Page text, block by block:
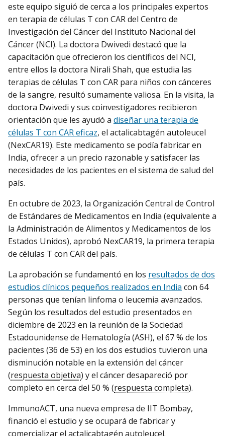
este equipo siguió de cerca a los principales expertos
en terapia de células T con CAR del Centro de
Investigación del Cáncer del Instituto Nacional del
Cáncer (NCI). La doctora Dwivedi destacó que la
capacitación que ofrecieron los científicos del NCI,
entre ellos la doctora Nirali Shah, que estudia las
terapias de células T con CAR para niños con cánceres
de la sangre, resultó sumamente valiosa. En la visita, la
doctora Dwivedi y sus coinvestigadores recibieron
orientación que les ayudó a diseñar una terapia de
células T con CAR eficaz, el actalicabtagén autoleucel
(NexCAR19). Este medicamento se podía fabricar en
India, ofrecer a un precio razonable y satisfacer las
necesidades de los pacientes en el sistema de salud del
país.
En octubre de 2023, la Organización Central de Control
de Estándares de Medicamentos en India (equivalente a
la Administración de Alimentos y Medicamentos de los
Estados Unidos), aprobó NexCAR19, la primera terapia
de células T con CAR del país.
La aprobación se fundamentó en los resultados de dos
estudios clínicos pequeños realizados en India con 64
personas que tenían linfoma o leucemia avanzados.
Según los resultados del estudio presentados en
diciembre de 2023 en la reunión de la Sociedad
Estadounidense de Hematología (ASH), el 67 % de los
pacientes (36 de 53) en los dos estudios tuvieron una
disminución notable en la extensión del cáncer
(respuesta objetiva) y el cáncer desapareció por
completo en cerca del 50 % (respuesta completa).
ImmunoACT, una nueva empresa de IIT Bombay,
financió el estudio y se ocupará de fabricar y
comercializar el actalicabtagén autoleucel.